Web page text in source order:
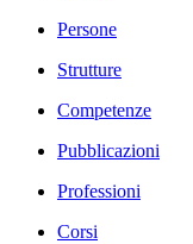
Persone
Strutture
Competenze
Pubblicazioni
Professioni
Corsi